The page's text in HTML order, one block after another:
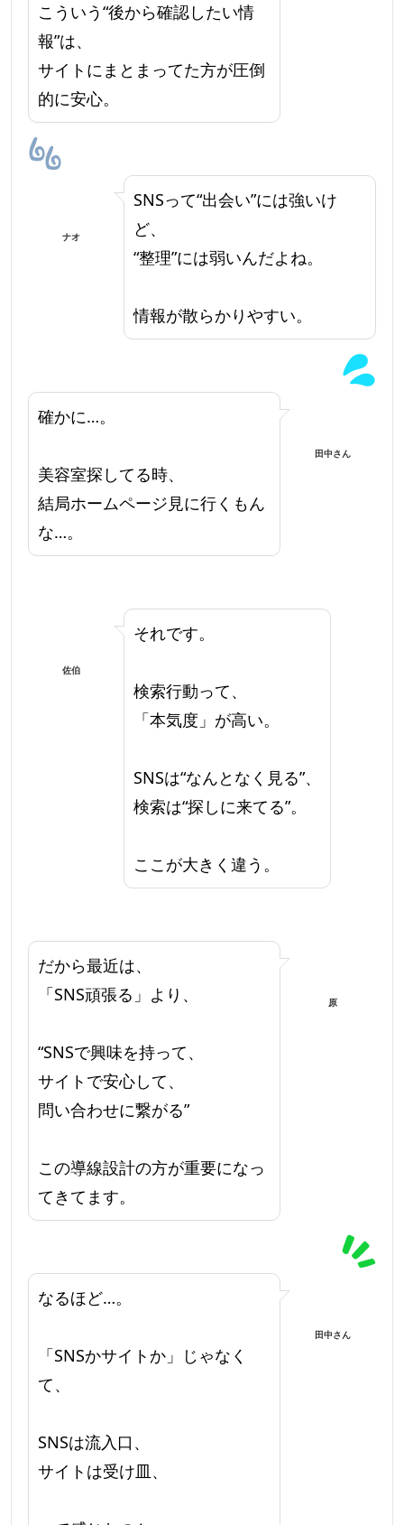
こういう“後から確認したい情
報”は、
サイトにまとまってた方が圧倒
的に安心。
ナオ
SNSって“出会い”には強いけ
ど、
“整理”には弱いんだよね。
情報が散らかりやすい。
確かに…。
美容室探してる時、
結局ホームページ見に行くもん
な…。
田中さん
佐伯
それです。
検索行動って、
「本気度」が高い。
SNSは“なんとなく見る”、
検索は“探しに来てる”。
ここが大きく違う。
だから最近は、
「SNS頑張る」より、
“SNSで興味を持って、
サイトで安心して、
問い合わせに繋がる”
この導線設計の方が重要になっ
てきてます。
原
なるほど…。
「SNSかサイトか」じゃなく
て、
SNSは流入口、
サイトは受け皿、
田中さん